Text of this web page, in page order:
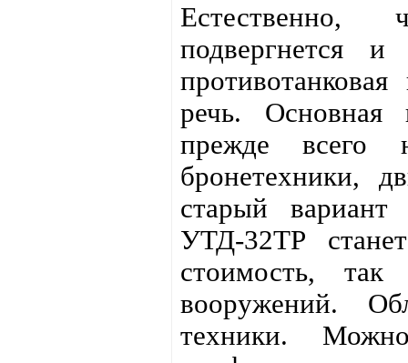
Естественно,
подвергнется
речь.
прежде всего
бронетехники,
старый вариант
УТД-32ТР
стоимость,
вооружений.
техники.